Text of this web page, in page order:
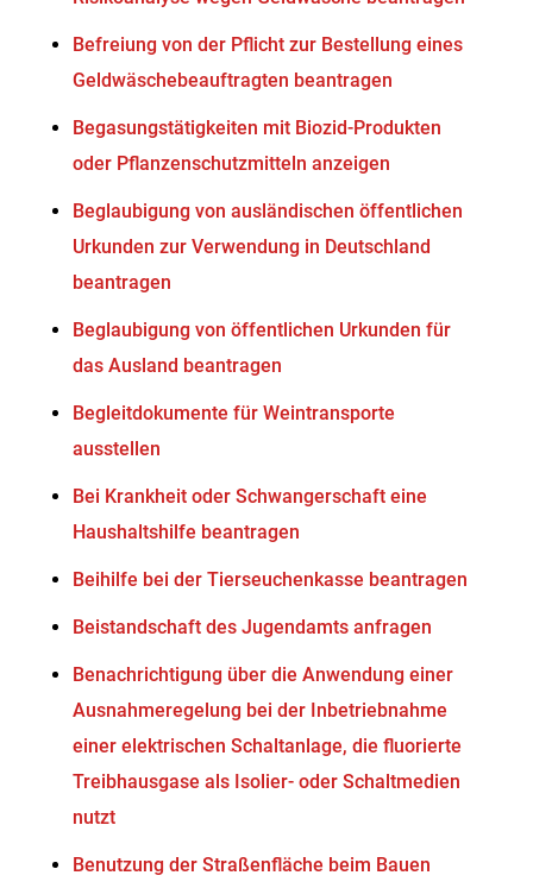
Befreiung von der Pflicht zur Bestellung eines
Geldwäschebeauftragten beantragen
Begasungstätigkeiten mit Biozid-Produkten
oder Pflanzenschutzmitteln anzeigen
Beglaubigung von ausländischen öffentlichen
Urkunden zur Verwendung in Deutschland
beantragen
Beglaubigung von öffentlichen Urkunden für
das Ausland beantragen
Begleitdokumente für Weintransporte
ausstellen
Bei Krankheit oder Schwangerschaft eine
Haushaltshilfe beantragen
Beihilfe bei der Tierseuchenkasse beantragen
Beistandschaft des Jugendamts anfragen
Benachrichtigung über die Anwendung einer
Ausnahmeregelung bei der Inbetriebnahme
einer elektrischen Schaltanlage, die fluorierte
Treibhausgase als Isolier- oder Schaltmedien
nutzt
Benutzung der Straßenfläche beim Bauen